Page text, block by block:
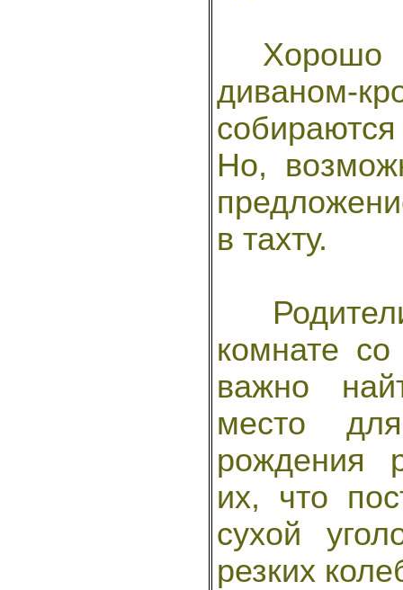
Хорошо
диваном-
Но,
в тахту.
комнате
важно
место
рождения
их, что
сухой
резких